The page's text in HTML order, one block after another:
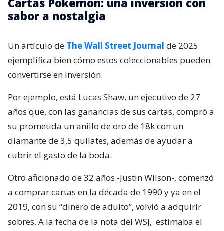
Cartas Pokémon: una inversión con
sabor a nostalgia
Un artículo de The Wall Street Journal de 2025
ejemplifica bien cómo estos coleccionables pueden
convertirse en inversión.
Por ejemplo, está Lucas Shaw, un ejecutivo de 27
años que, con las ganancias de sus cartas, compró a
su prometida un anillo de oro de 18k con un
diamante de 3,5 quilates, además de ayudar a
cubrir el gasto de la boda.
Otro aficionado de 32 años -Justin Wilson-, comenzó
a comprar cartas en la década de 1990 y ya en el
2019, con su “dinero de adulto”, volvió a adquirir
sobres. A la fecha de la nota del WSJ, estimaba el